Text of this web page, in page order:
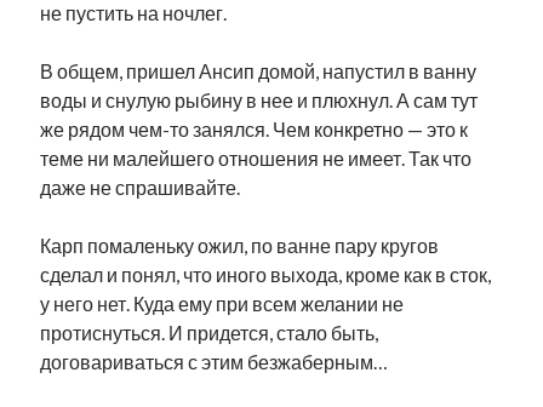
не пустить на ночлег.
В общем, пришел Ансип домой, напустил в ванну
воды и снулую рыбину в нее и плюхнул. А сам тут
же рядом чем-то занялся. Чем конкретно — это к
теме ни малейшего отношения не имеет. Так что
даже не спрашивайте.
Карп помаленьку ожил, по ванне пару кругов
сделал и понял, что иного выхода, кроме как в сток,
у него нет. Куда ему при всем желании не
протиснуться. И придется, стало быть,
договариваться с этим безжаберным…